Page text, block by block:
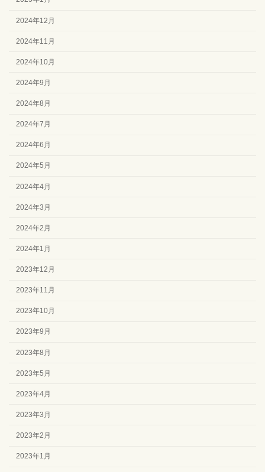
2024年12月
2024年11月
2024年10月
2024年9月
2024年8月
2024年7月
2024年6月
2024年5月
2024年4月
2024年3月
2024年2月
2024年1月
2023年12月
2023年11月
2023年10月
2023年9月
2023年8月
2023年5月
2023年4月
2023年3月
2023年2月
2023年1月